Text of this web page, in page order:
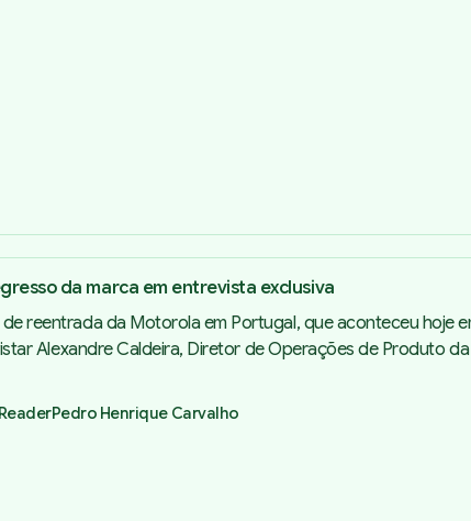
da marca em entrevista exclusiva
reentrada da Motorola em Portugal, que aconteceu hoje
Alexandre Caldeira, Diretor de Operações de Produto da
Pedro Henrique Carvalho